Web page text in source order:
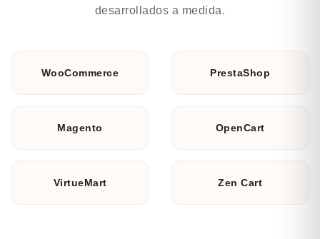
desarrollados a medida.
WooCommerce PrestaShop
Magento OpenCart
VirtueMart Zen Cart